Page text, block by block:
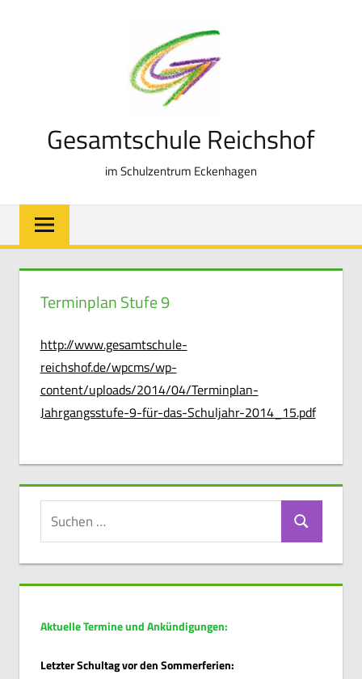
Gesamtschule Reichshof
im Schulzentrum Eckenhagen
Terminplan Stufe 9
http://www.gesamtschule-
reichshof.de/wpcms/wp-
content/uploads/2014/04/Terminplan-
Jahrgangsstufe-9-für-das-Schuljahr-2014_15.pdf
Suchen
Suchen
Aktuelle Termine und Ankündigungen:
Letzter Schultag vor den Sommerferien: